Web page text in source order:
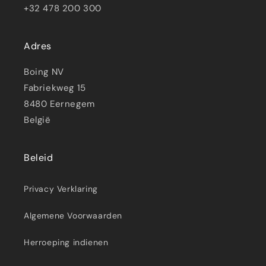
+32 478 200 300
Adres
Boing NV
Fabriekweg 15
8480 Eernegem
België
Beleid
Privacy Verklaring
Algemene Voorwaarden
Herroeping indienen